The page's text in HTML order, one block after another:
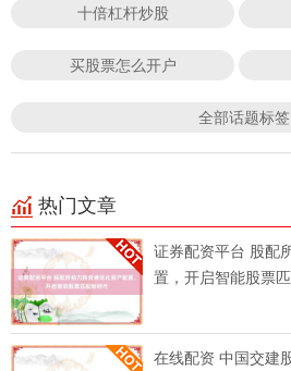
十倍杠杆炒股
买股票怎么开户
全部话题标签
热门文章
证券配资平台 股配
置，开启智能股票
在线配资 中国交建